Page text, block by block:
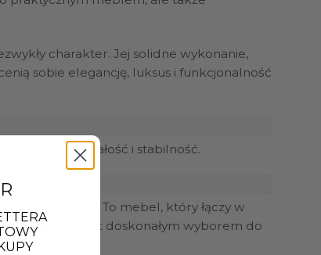
charakter. Jej solidne wykonanie,
sobie elegancję, luksus i funkcjonalność
jej trwałość i stabilność.
dodatki. To mebel, który łączy w
glamour
jest doskonałym wyborem do